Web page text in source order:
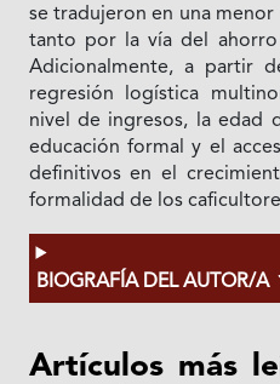
se tradujeron en una
tanto por la vía del
Adicionalmente, a partir
regresión logística
nivel de ingresos, la edad
educación formal y el
definitivos en el
formalidad de los
BIOGRAFÍA DEL AUTOR/A
Artículos más